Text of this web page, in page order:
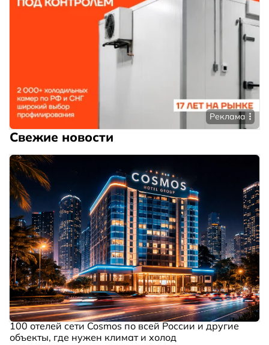
Реклама
Свежие новости
100 отелей сети Cosmos по всей России и другие
объекты, где нужен климат и холод